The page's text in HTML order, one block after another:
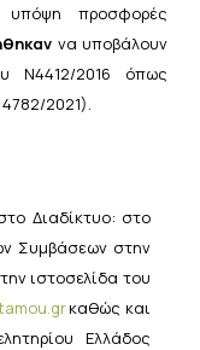
υπόψη προσφορές
να υποβάλουν
Ν4412/2016 όπως
2021).
Διαδίκτυο: στο
Συμβάσεων στην
ιστοσελίδα του
.grκαθώς και
Ελλάδος